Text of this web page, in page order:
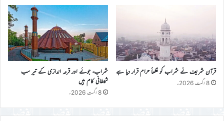
قرآن شریف نے شراب کو قطعاً حرام قرار دیا ہے
8 اگست 2026ء
شراب، جوئے اور قرعہ اندازی کے تیر سب
شیطانی کام ہیں
8 اگست 2026ء